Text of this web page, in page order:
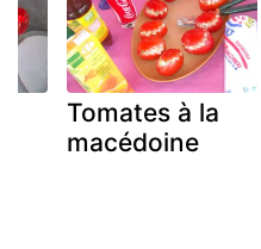
Tomates à la
macédoine